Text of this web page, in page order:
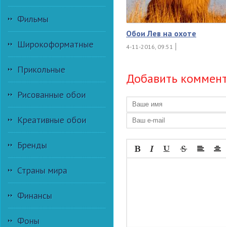
Фильмы
Широкоформатные
Прикольные
Рисованные обои
Креативные обои
Бренды
Страны мира
Финансы
Фоны
Обои Лев на охоте
4-11-2016, 09:51
Добавить